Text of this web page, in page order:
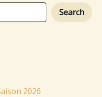
Search
2026